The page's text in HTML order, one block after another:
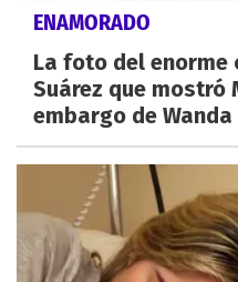
ENAMORADO
La foto del enorme
Suárez que mostró
embargo de Wanda